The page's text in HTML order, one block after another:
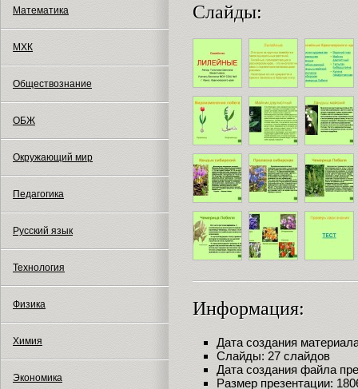
Математика
МХК
Обществознание
ОБЖ
Окружающий мир
Педагогика
Русский язык
Технология
Физика
Химия
Экономика
Слайды:
Информация:
Дата создания
Слайды: 27 слайдов
Дата создания файла
Размер презентации: